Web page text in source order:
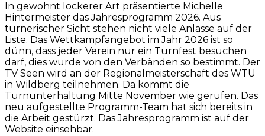
In gewohnt lockerer Art präsentierte Michelle
Hintermeister das Jahresprogramm 2026. Aus
turnerischer Sicht stehen nicht viele Anlässe auf der
Liste. Das Wettkampfangebot im Jahr 2026 ist so
dünn, dass jeder Verein nur ein Turnfest besuchen
darf, dies wurde von den Verbänden so bestimmt. Der
TV Seen wird an der Regionalmeisterschaft des WTU
in Wildberg teilnehmen. Da kommt die
Turnunterhaltung Mitte November wie gerufen. Das
neu aufgestellte Programm-Team hat sich bereits in
die Arbeit gestürzt. Das Jahresprogramm ist auf der
Website einsehbar.